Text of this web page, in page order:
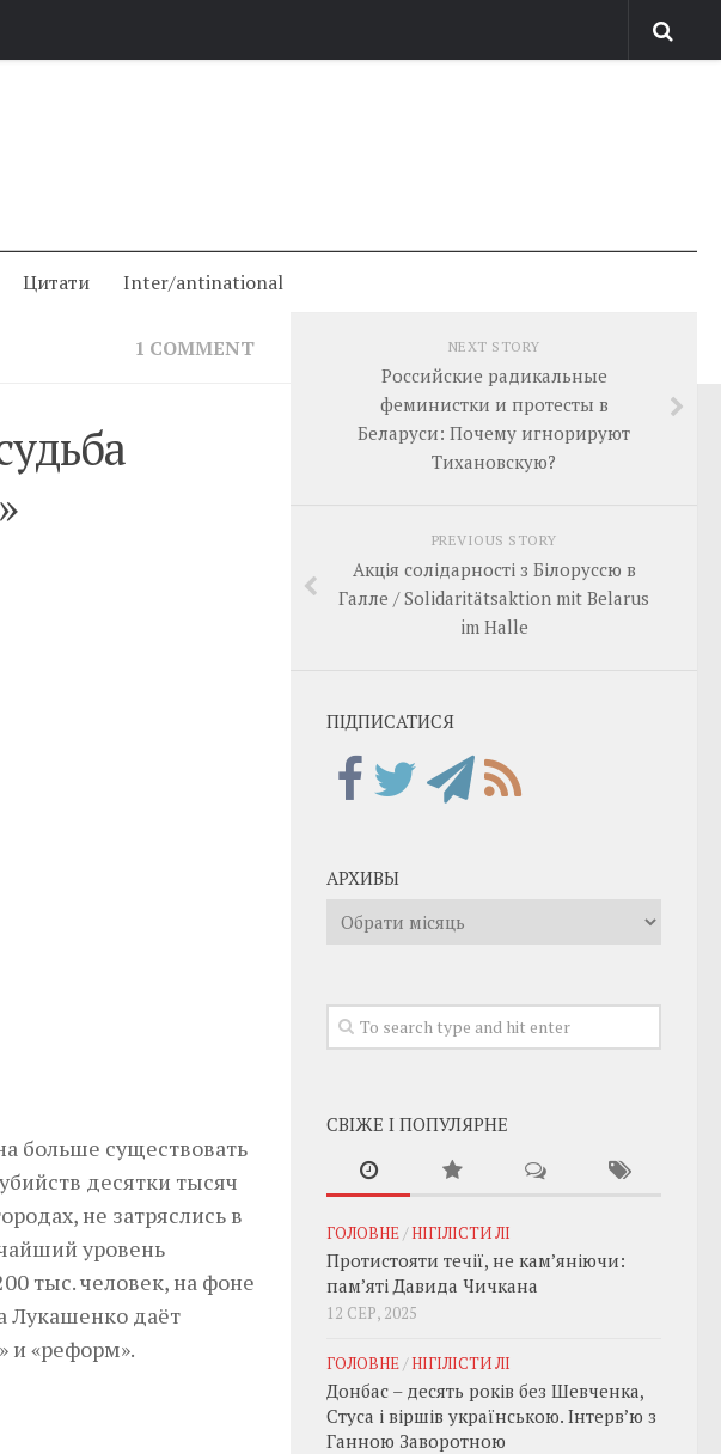
Цитати Inter/antinational
1 COMMENT
больше существовать
десятки тысяч
не затряслись в
уровень
тыс. человек, на фоне
Лукашенко даёт
и «реформ».
NEXT STORY
Российские радикальные
феминистки и протесты в
Беларуси: Почему игнорируют
Тихановскую?
PREVIOUS STORY
Акція солідарності з Білоруссю в
Галле / Solidaritätsaktion mit Belarus
im Halle
ПІДПИСАТИСЯ
АРХИВЫ
Архивы
СВІЖЕ І ПОПУЛЯРНЕ
ГОЛОВНЕ/НІГІЛІСТИ ЛІ
Протистояти течії, не кам’яніючи:
пам’яті Давида Чичкана
12 СЕР, 2025
ГОЛОВНЕ/НІГІЛІСТИ ЛІ
Донбас – десять років без Шевченка,
Стуса і віршів українською. Інтерв’ю з
Ганною Заворотною